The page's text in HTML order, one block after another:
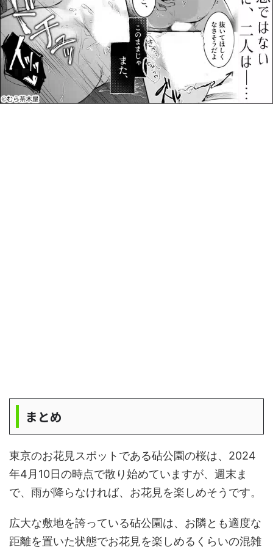
まとめ
東京のお花見スポットである砧公園の桜は、2024
年4月10日の時点で散り始めていますが、週末ま
で、雨が降らなければ、お花見を楽しめそうです。
広大な敷地を誇っている砧公園は、お隣とも適度な
距離を置いた状態でお花見を楽しめるくらいの混雑